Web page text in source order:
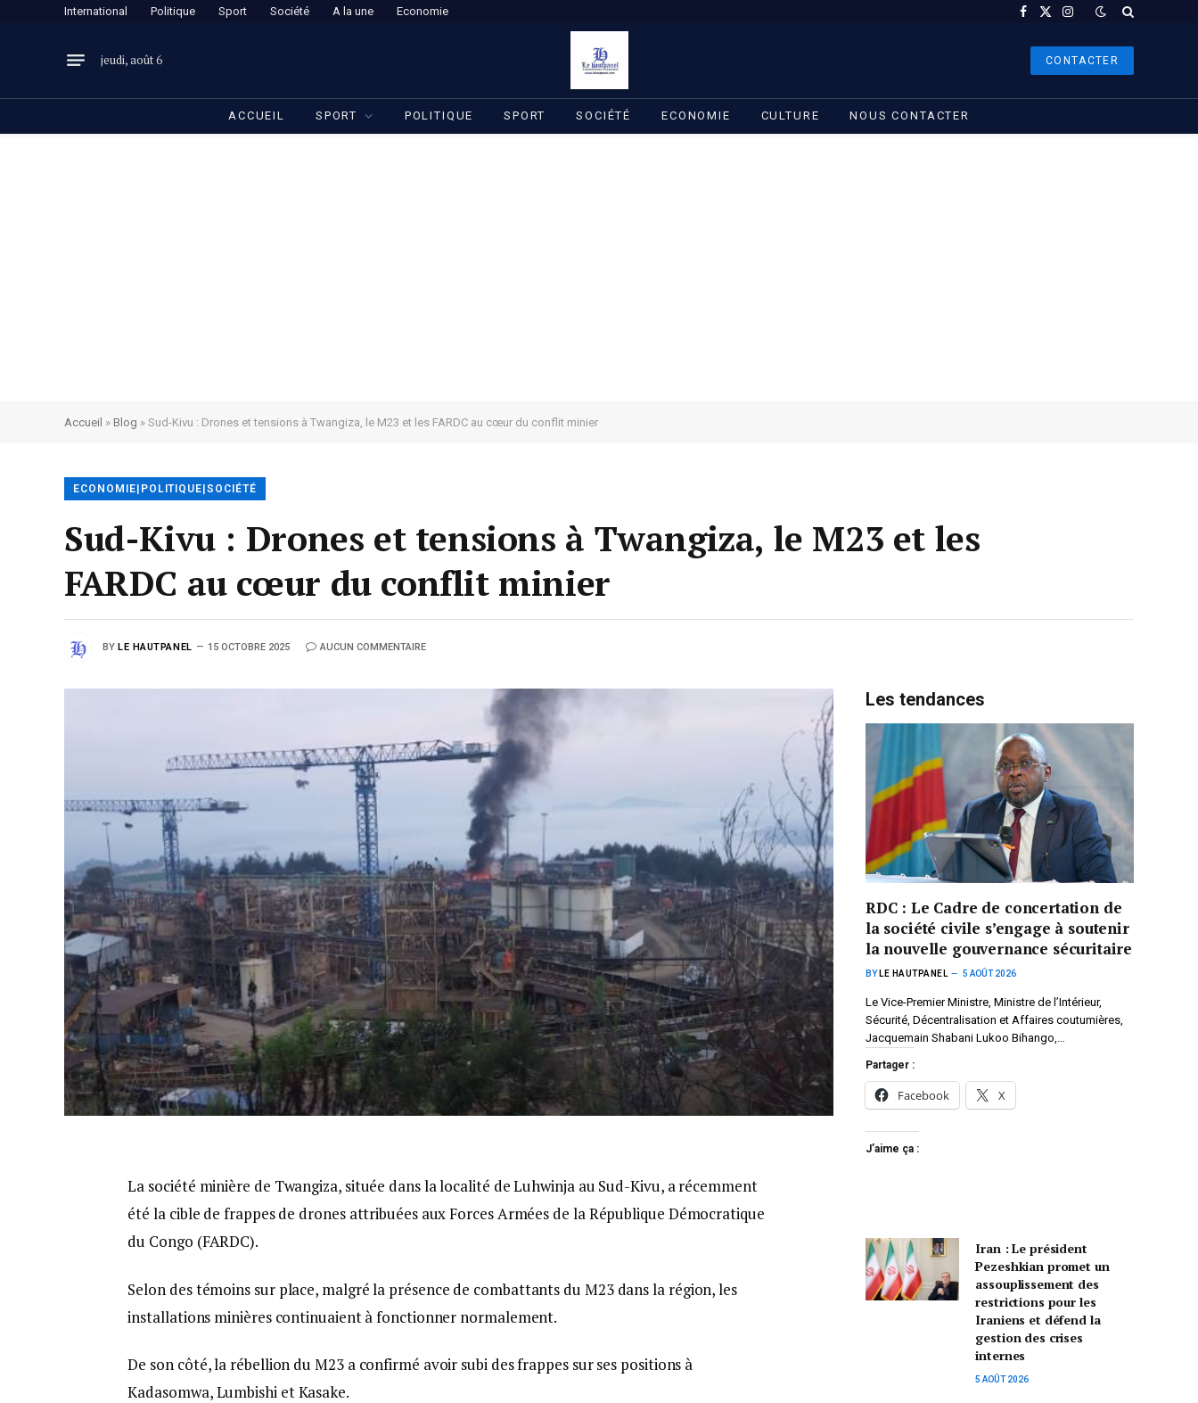
International Politique Sport Société A la une Economie Facebook
X
Instagram
jeudi, août 6 CONTACTER
ACCUEIL SPORT POLITIQUE SPORT SOCIÉTÉ ECONOMIE CULTURE NOUS CONTACTER
Accueil » Blog » Sud-Kivu : Drones et tensions à Twangiza, le M23 et les FARDC au cœur du conflit minier
ECONOMIE|POLITIQUE|SOCIÉTÉ
Sud-Kivu : Drones et tensions à Twangiza, le M23 et les
FARDC au cœur du conflit minier
BY LE HAUTPANEL 15 OCTOBRE 2025 AUCUN COMMENTAIRE
La société minière de Twangiza, située dans la localité de Luhwinja au Sud-Kivu, a récemment
été la cible de frappes de drones attribuées aux Forces Armées de la République Démocratique
du Congo (FARDC).
Selon des témoins sur place, malgré la présence de combattants du M23 dans la région, les
installations minières continuaient à fonctionner normalement.
De son côté, la rébellion du M23 a confirmé avoir subi des frappes sur ses positions à
Kadasomwa, Lumbishi et Kasake.
Les tendances
RDC : Le Cadre de concertation de
la société civile s’engage à soutenir
la nouvelle gouvernance sécuritaire
BY LE HAUTPANEL 5 AOÛT 2026
Le Vice-Premier Ministre, Ministre de l’Intérieur,
Sécurité, Décentralisation et Affaires coutumières,
Jacquemain Shabani Lukoo Bihango,…
Partager :
Facebook X
J’aime ça :
Iran : Le président
Pezeshkian promet un
assouplissement des
restrictions pour les
Iraniens et défend la
gestion des crises
internes
5 AOÛT 2026